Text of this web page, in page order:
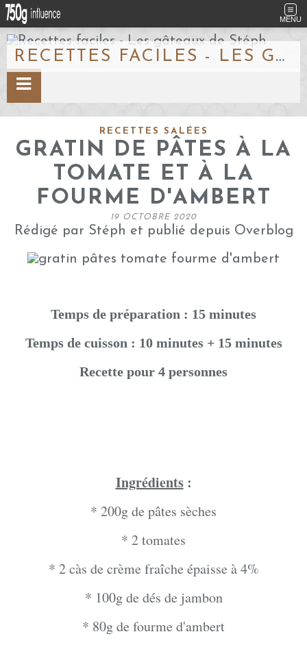
MENU
RECETTES FACILES - LES GÂTEAUX DE STÉPH
RECETTES SALÉES
GRATIN DE PÂTES À LA
TOMATE ET À LA
FOURME D'AMBERT
19 OCTOBRE 2020
Rédigé par Stéph et publié depuis Overblog
Temps de préparation : 15 minutes
Temps de cuisson : 10 minutes + 15 minutes
Recette pour 4 personnes
Ingrédients:
* 200g de pâtes sèches
* 2 tomates
* 2 càs de crème fraîche épaisse à 4%
* 100g de dés de jambon
* 80g de fourme d'ambert